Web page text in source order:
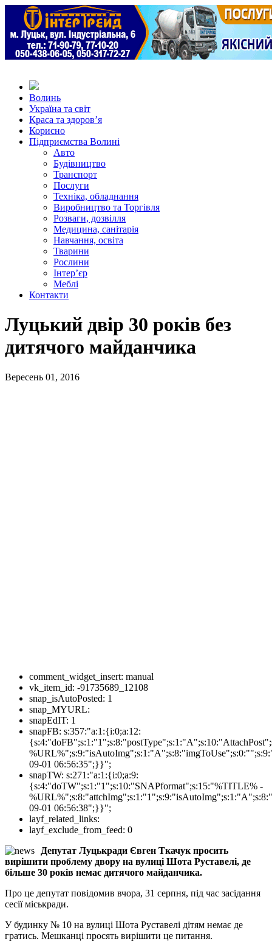
Волинь
Україна та світ
Краса та здоров’я
Корисно
Підприємства Волині
Авто
Будівництво
Транспорт
Послуги
Техніка, обладнання
Виробництво та Торгівля
Розваги, дозвілля
Медицина, санітарія
Навчання, освіта
Тварини
Рослини
Інтер’єр
Меблі
Контакти
Луцький двір 30 років без
дитячого майданчика
Вересень 01, 2016
comment_widget_insert: manual
vk_item_id: -91735689_12108
snap_isAutoPosted: 1
snap_MYURL:
snapEdIT: 1
snapFB: s:357:"a:1:{i:0;a:12:
09-01 06:56:35";}}";
snapTW: s:271:"a:1:{i:0;a:9:
{s:4:"doTW";s:1:"1";s:10:"SNAPformat";s:15:"%TITLE% -
09-01 06:56:38";}}";
layf_related_links:
layf_exclude_from_feed: 0
Депутат Луцькради Євген Ткачук просить
вирішити проблему двору на вулиці Шота Руставелі, де
більше 30 років немає дитячого майданчика.
Про це депутат повідомив вчора, 31 серпня, під час засідання
сесії міськради.
У будинку № 10 на вулиці Шота Руставелі дітям немає де
гратись. Мешканці просять вирішити це питання.